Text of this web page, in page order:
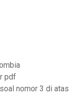
pdf
nomor 3 di atas